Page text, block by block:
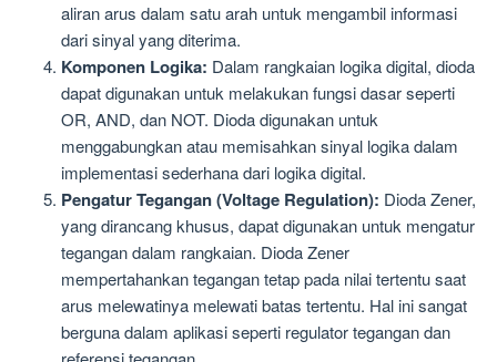
aliran arus dalam satu arah untuk mengambil informasi
dari sinyal yang diterima.
Komponen Logika: Dalam rangkaian logika digital, dioda
dapat digunakan untuk melakukan fungsi dasar seperti
OR, AND, dan NOT. Dioda digunakan untuk
menggabungkan atau memisahkan sinyal logika dalam
implementasi sederhana dari logika digital.
Pengatur Tegangan (Voltage Regulation): Dioda Zener,
yang dirancang khusus, dapat digunakan untuk mengatur
tegangan dalam rangkaian. Dioda Zener
mempertahankan tegangan tetap pada nilai tertentu saat
arus melewatinya melewati batas tertentu. Hal ini sangat
berguna dalam aplikasi seperti regulator tegangan dan